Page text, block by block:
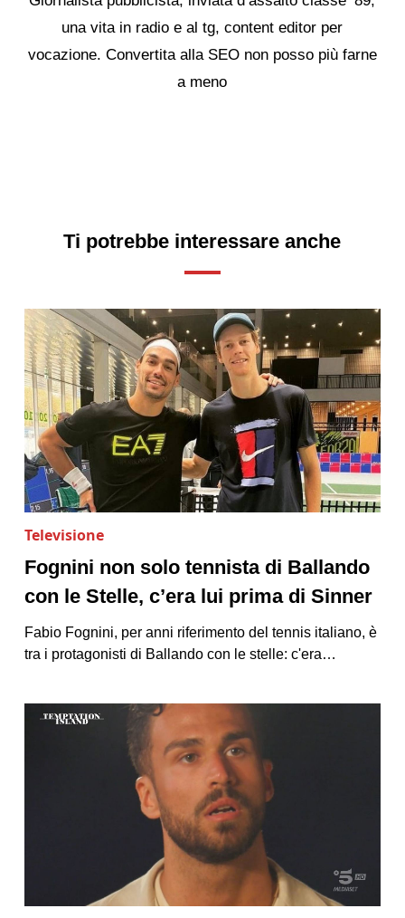
una vita in radio e al tg, content editor per
vocazione. Convertita alla SEO non posso più farne
a meno
Ti potrebbe interessare anche
Televisione
Fognini non solo tennista di Ballando
con le Stelle, c’era lui prima di Sinner
Fabio Fognini, per anni riferimento del tennis italiano, è
tra i protagonisti di Ballando con le stelle: c'era…